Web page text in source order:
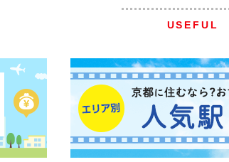
USEFUL